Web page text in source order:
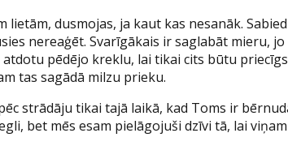
dusmojas, ja kaut kas nesanāk.
nereaģēt. Svarīgākais ir saglabāt mieru,
pēdējo kreklu, lai tikai cits būtu
tas sagādā milzu prieku.
strādāju tikai tajā laikā, kad Toms ir
bet mēs esam pielāgojuši dzīvi tā, lai